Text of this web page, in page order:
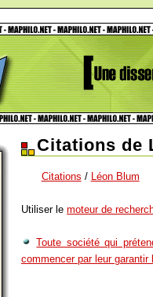
Citations de
Citations / Léon Blum
Utiliser le moteur de
Toute société qui
commencer par leur garantir